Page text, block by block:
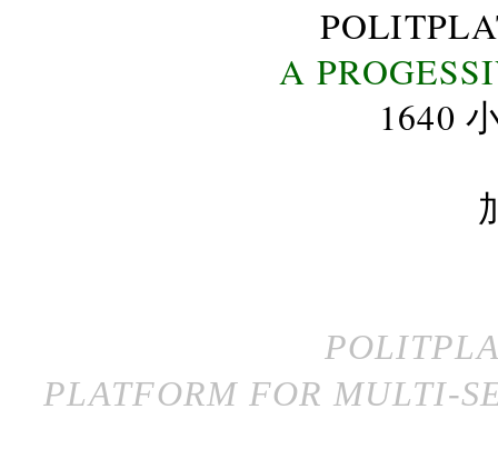
A
1640
PLATFORM FOR MULTI-